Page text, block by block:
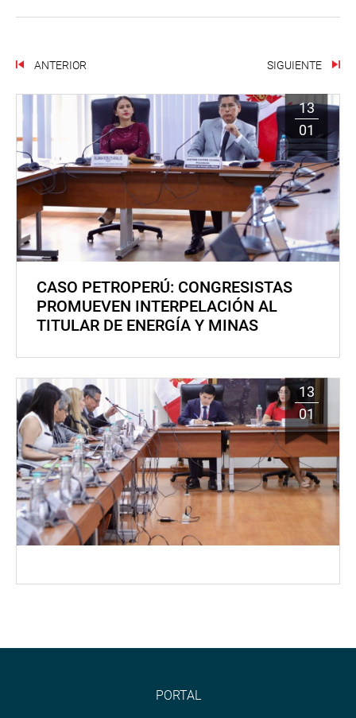
ANTERIOR SIGUIENTE
13
01
CASO PETROPERÚ: CONGRESISTAS
PROMUEVEN INTERPELACIÓN AL
TITULAR DE ENERGÍA Y MINAS
13
01
PORTAL